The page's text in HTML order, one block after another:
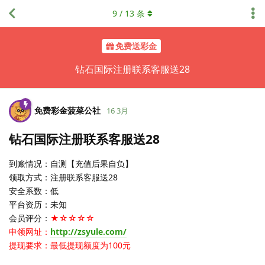
免费送彩金
钻石国际注册联系客服送28
9 / 13 条
免费彩金菠菜公社 16 3月
钻石国际注册联系客服送28
到账情况：自测【充值后果自负】
领取方式：注册联系客服送28
安全系数：低
平台资历：未知
会员评分： ★☆☆☆☆
申领网址： http://zsyule.com/
提现要求：最低提现额度为100元